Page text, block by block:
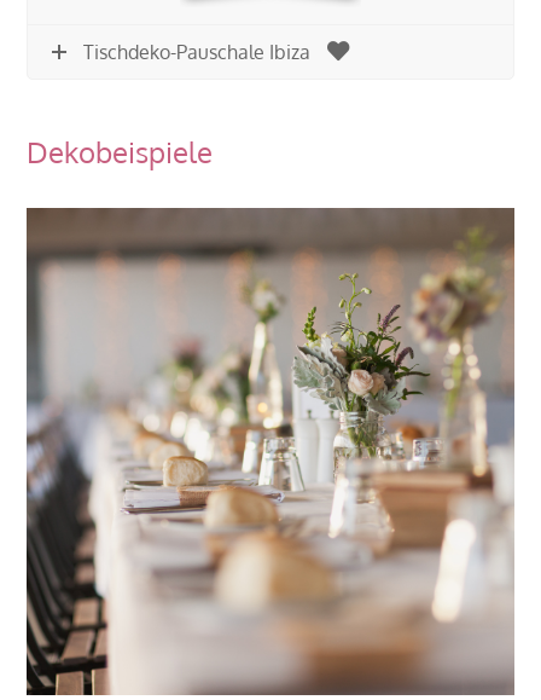
Tischdeko-Pauschale Ibiza
Dekobeispiele